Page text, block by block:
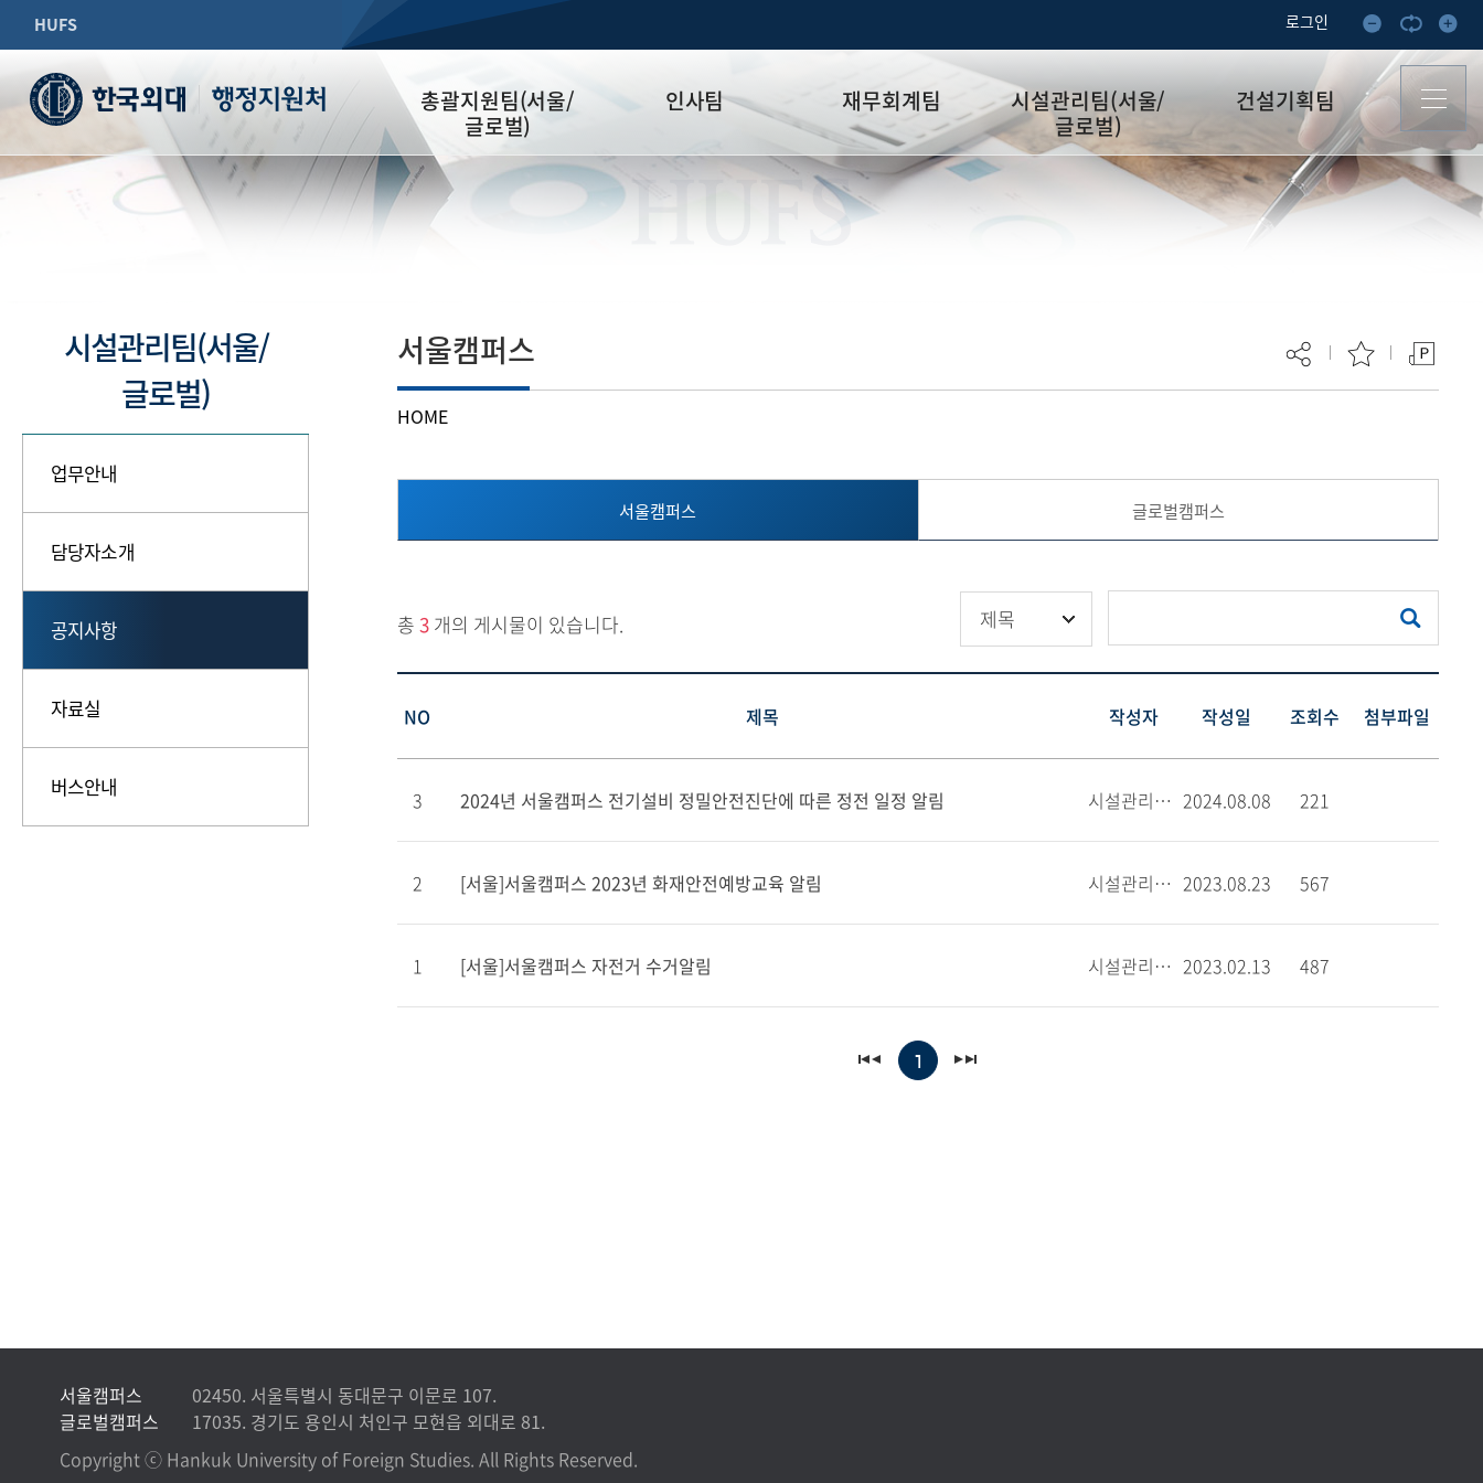
HUFS 로그인
행정지원처
총괄지원팀(서울/
글로벌)
업무안내
담당자소개
인사팀
업무안내
담당자소개
재무회계팀
업무안내
담당자소개
시설관리팀(서울/
글로벌)
건설기획팀
업무안내
담당자소개
HUFS
시설관리팀(서울/
글로벌)
업무안내
담당자소개
공지사항
자료실
버스안내
HOME
서울캠퍼스
서울캠퍼스 글로벌캠퍼스
총 3개의 게시물이 있습니다.
NO 제목 작성자 작성일 조회수 첨부파일
3 2024년 서울캠퍼스 전기설비 정밀안전진단에 따른 정전 일정 알림 시설관리팀_서울 2024.08.08 221
2 [서울]서울캠퍼스 2023년 화재안전예방교육 알림 시설관리팀_서울 2023.08.23 567
1 [서울]서울캠퍼스 자전거 수거알림 시설관리팀_서울 2023.02.13 487
1
서울캠퍼스
02450. 서울특별시 동대문구 이문로 107.
글로벌캠퍼스
17035. 경기도 용인시 처인구 모현읍 외대로 81.
Copyright ⓒ Hankuk University of Foreign Studies. All Rights Reserved.